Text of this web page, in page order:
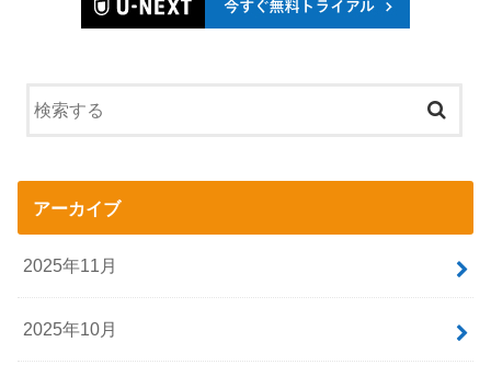
アーカイブ
2025年11月
2025年10月